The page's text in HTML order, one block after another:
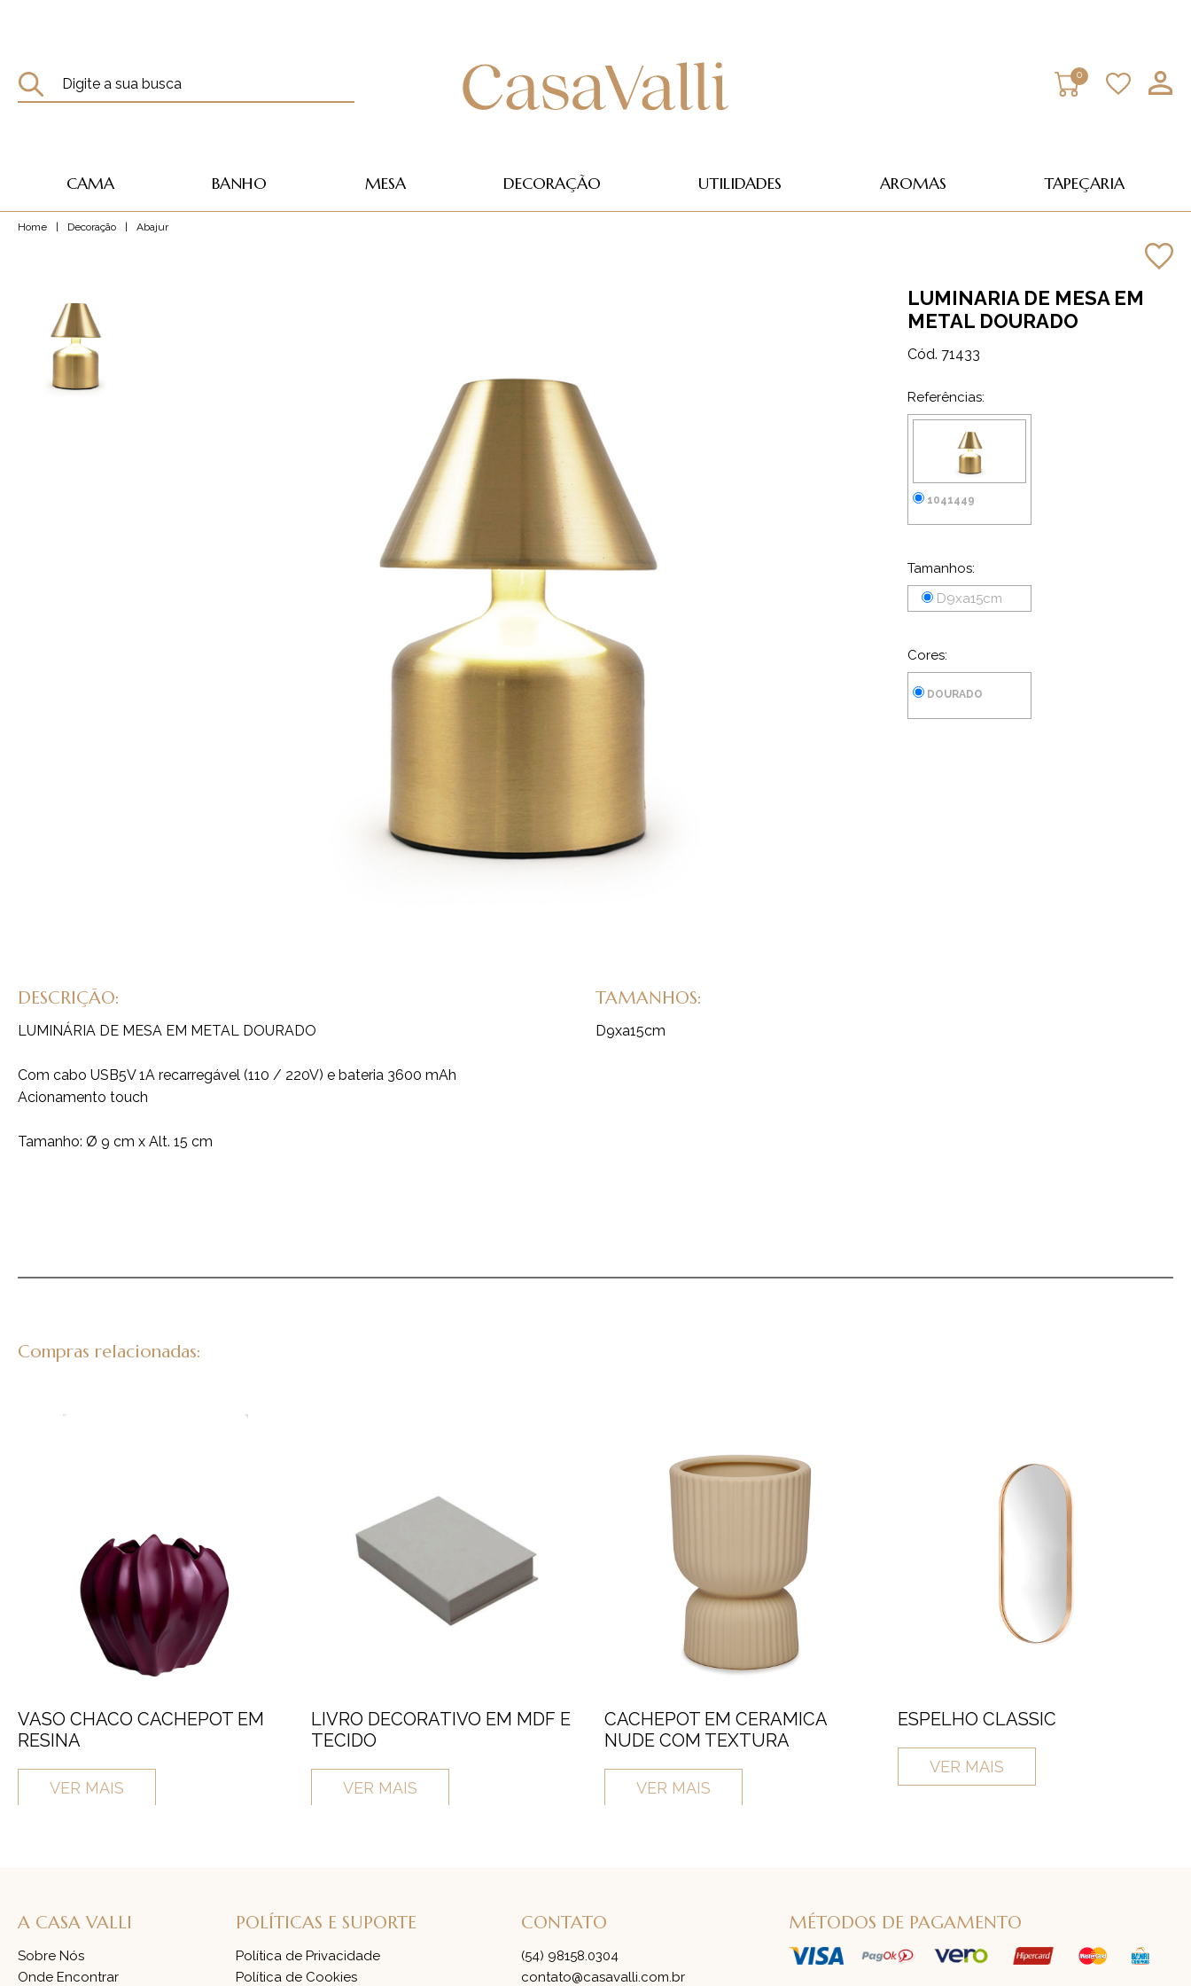
0
CAMA BANHO MESA DECORAÇÃO UTILIDADES AROMAS TAPEÇARIA
Home Decoração Abajur
LUMINARIA DE MESA EM
METAL DOURADO
Cód. 71433
Referências:
1041449
Tamanhos:
D9xa15cm
Cores:
DOURADO
DESCRIÇÃO:
LUMINÁRIA DE MESA EM METAL DOURADO
Com cabo USB5V 1A recarregável (110 / 220V) e bateria 3600 mAh
Acionamento touch
Tamanho: Ø 9 cm x Alt. 15 cm
TAMANHOS:
D9xa15cm
Compras relacionadas:
VASO CHACO CACHEPOT EM
RESINA
VER MAIS
LIVRO DECORATIVO EM MDF E
TECIDO
VER MAIS
CACHEPOT EM CERAMICA
NUDE COM TEXTURA
VER MAIS
ESPELHO CLASSIC
VER MAIS
A CASA VALLI
Sobre Nós
Onde Encontrar
POLÍTICAS E SUPORTE
Política de Privacidade
Política de Cookies
CONTATO
(54) 98158.0304
contato@casavalli.com.br
MÉTODOS DE PAGAMENTO